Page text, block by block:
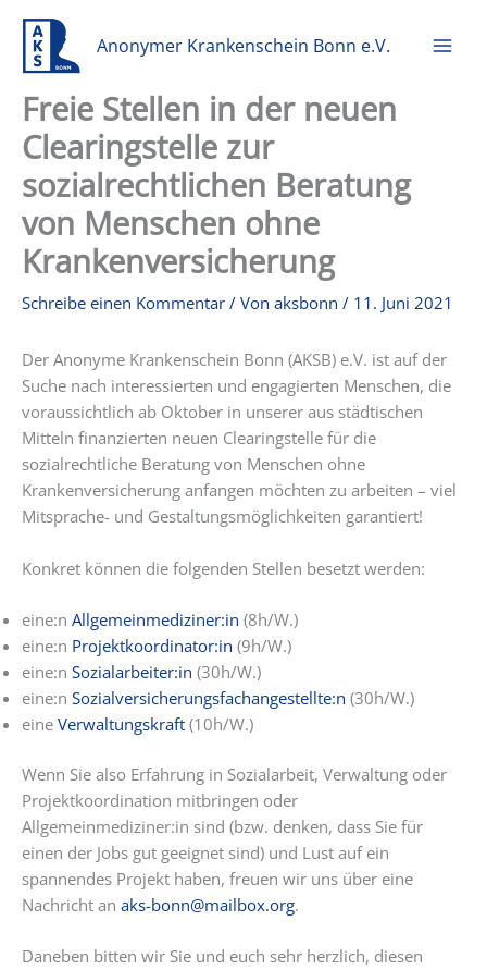
Inhalt
springen
Anonymer Krankenschein Bonn e.V.
Freie Stellen in der neuen
Clearingstelle zur
sozialrechtlichen Beratung
von Menschen ohne
Krankenversicherung
Schreibe einen Kommentar / Von aksbonn / 11. Juni 2021
Der Anonyme Krankenschein Bonn (AKSB) e.V. ist auf der
Suche nach interessierten und engagierten Menschen, die
voraussichtlich ab Oktober in unserer aus städtischen
Mitteln finanzierten neuen Clearingstelle für die
sozialrechtliche Beratung von Menschen ohne
Krankenversicherung anfangen möchten zu arbeiten – viel
Mitsprache- und Gestaltungsmöglichkeiten garantiert!
Konkret können die folgenden Stellen besetzt werden:
eine:n Allgemeinmediziner:in (8h/W.)
eine:n Projektkoordinator:in (9h/W.)
eine:n Sozialarbeiter:in (30h/W.)
eine:n Sozialversicherungsfachangestellte:n (30h/W.)
eine Verwaltungskraft (10h/W.)
Wenn Sie also Erfahrung in Sozialarbeit, Verwaltung oder
Projektkoordination mitbringen oder
Allgemeinmediziner:in sind (bzw. denken, dass Sie für
einen der Jobs gut geeignet sind) und Lust auf ein
spannendes Projekt haben, freuen wir uns über eine
Nachricht an aks-bonn@mailbox.org.
Daneben bitten wir Sie und euch sehr herzlich, diesen